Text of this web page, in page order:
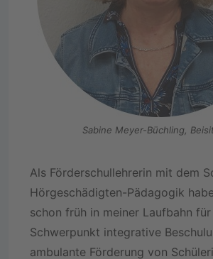
Sabine Meyer-Büchling,
Als Förderschullehrerin mit dem
Hörgeschädigten-Pädagogik
schon früh in meiner Laufbahn für
Schwerpunkt integrative
ambulante Förderung von